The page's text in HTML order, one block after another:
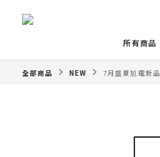
所有商品
全部商品 NEW 7月盛夏尬電新品